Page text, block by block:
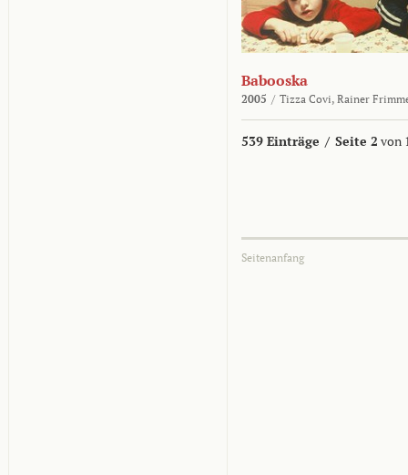
Babooska
2005 / Tizza Covi, Rainer
539 Einträge / Seite 2 von
Seitenanfang